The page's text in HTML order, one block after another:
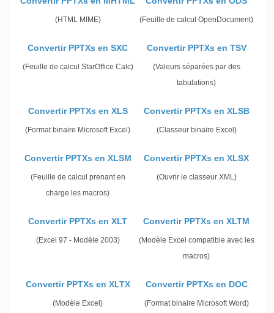
(HTML MIME) (Feuille de calcul OpenDocument)
Convertir PPTXs en SXC
(Feuille de calcul StarOffice Calc)
Convertir PPTXs en TSV
(Valeurs séparées par des
tabulations)
Convertir PPTXs en XLS
(Format binaire Microsoft Excel)
Convertir PPTXs en XLSB
(Classeur binaire Excel)
Convertir PPTXs en XLSM
(Feuille de calcul prenant en
charge les macros)
Convertir PPTXs en XLSX
(Ouvrir le classeur XML)
Convertir PPTXs en XLT
(Excel 97 - Modèle 2003)
Convertir PPTXs en XLTM
(Modèle Excel compatible avec les
macros)
Convertir PPTXs en XLTX
(Modèle Excel)
Convertir PPTXs en DOC
(Format binaire Microsoft Word)